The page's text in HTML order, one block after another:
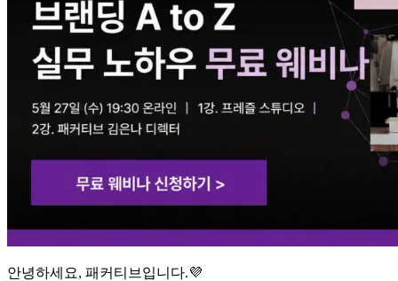
안녕하세요, 패커티브입니다.💜